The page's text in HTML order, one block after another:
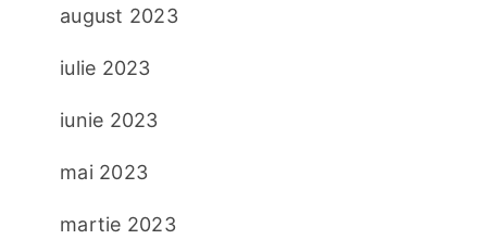
august 2023
iulie 2023
iunie 2023
mai 2023
martie 2023